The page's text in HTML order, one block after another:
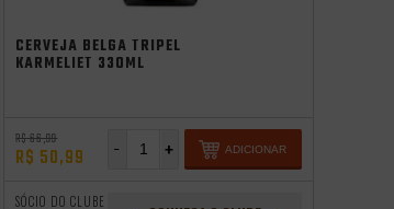
CERVEJA BELGA TRIPEL
KARMELIET 330ML
R$ 66,99
R$ 50,99 +
- ADICIONAR
SÓCIO DO CLUBE